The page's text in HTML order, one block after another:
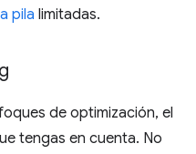
pila limitadas.
de optimización, el
tengas en cuenta. No